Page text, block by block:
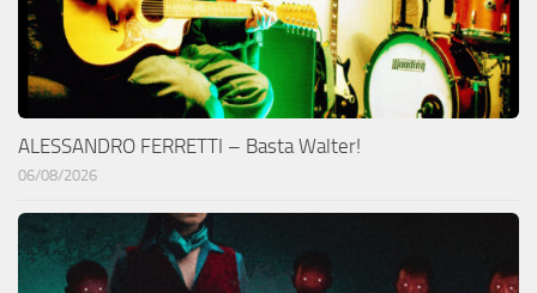
ALESSANDRO FERRETTI – Basta Walter!
06/08/2026